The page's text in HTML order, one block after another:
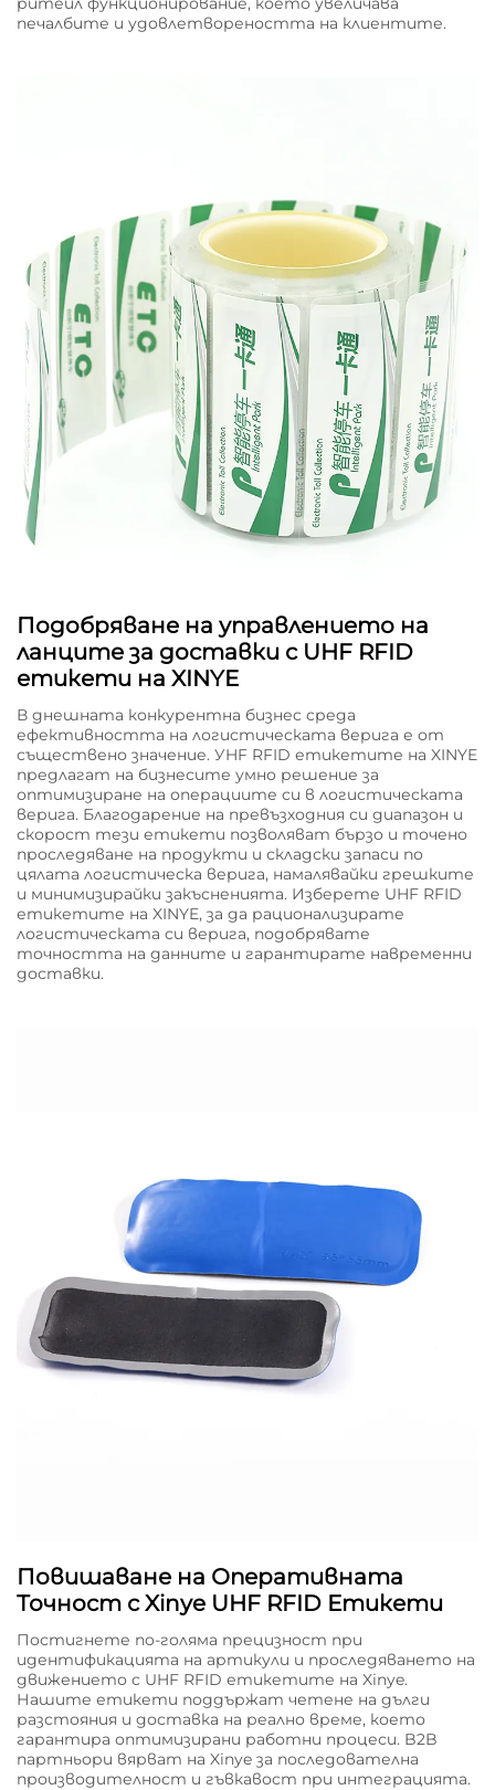
печалбите и удовлетвореността на клиентите.
Подобряване на управлението на
ланците за доставки с UHF RFID
етикети на XINYE
В днешната конкурентна бизнес среда
ефективността на логистическата верига е от
съществено значение. УHF RFID етикетите на XINYE
предлагат на бизнесите умно решение за
оптимизиране на операциите си в логистическата
верига. Благодарение на превъзходния си диапазон и
скорост тези етикети позволяват бързо и точено
проследяване на продукти и складски запаси по
цялата логистическа верига, намалявайки грешките
и минимизирайки закъсненията. Изберете UHF RFID
етикетите на XINYE, за да рационализирате
логистическата си верига, подобрявате
точността на данните и гарантирате навременни
доставки.
Повишаване на Оперативната
Точност с Xinye UHF RFID Етикети
Постигнете по-голяма прецизност при
идентификацията на артикули и проследяването на
движението с UHF RFID етикетите на Xinye.
Нашите етикети поддържат четене на дълги
разстояния и доставка на реално време, което
гарантира оптимизирани работни процеси. B2B
партньори вярват на Xinye за последователна
производителност и гъвкавост при интеграцията.